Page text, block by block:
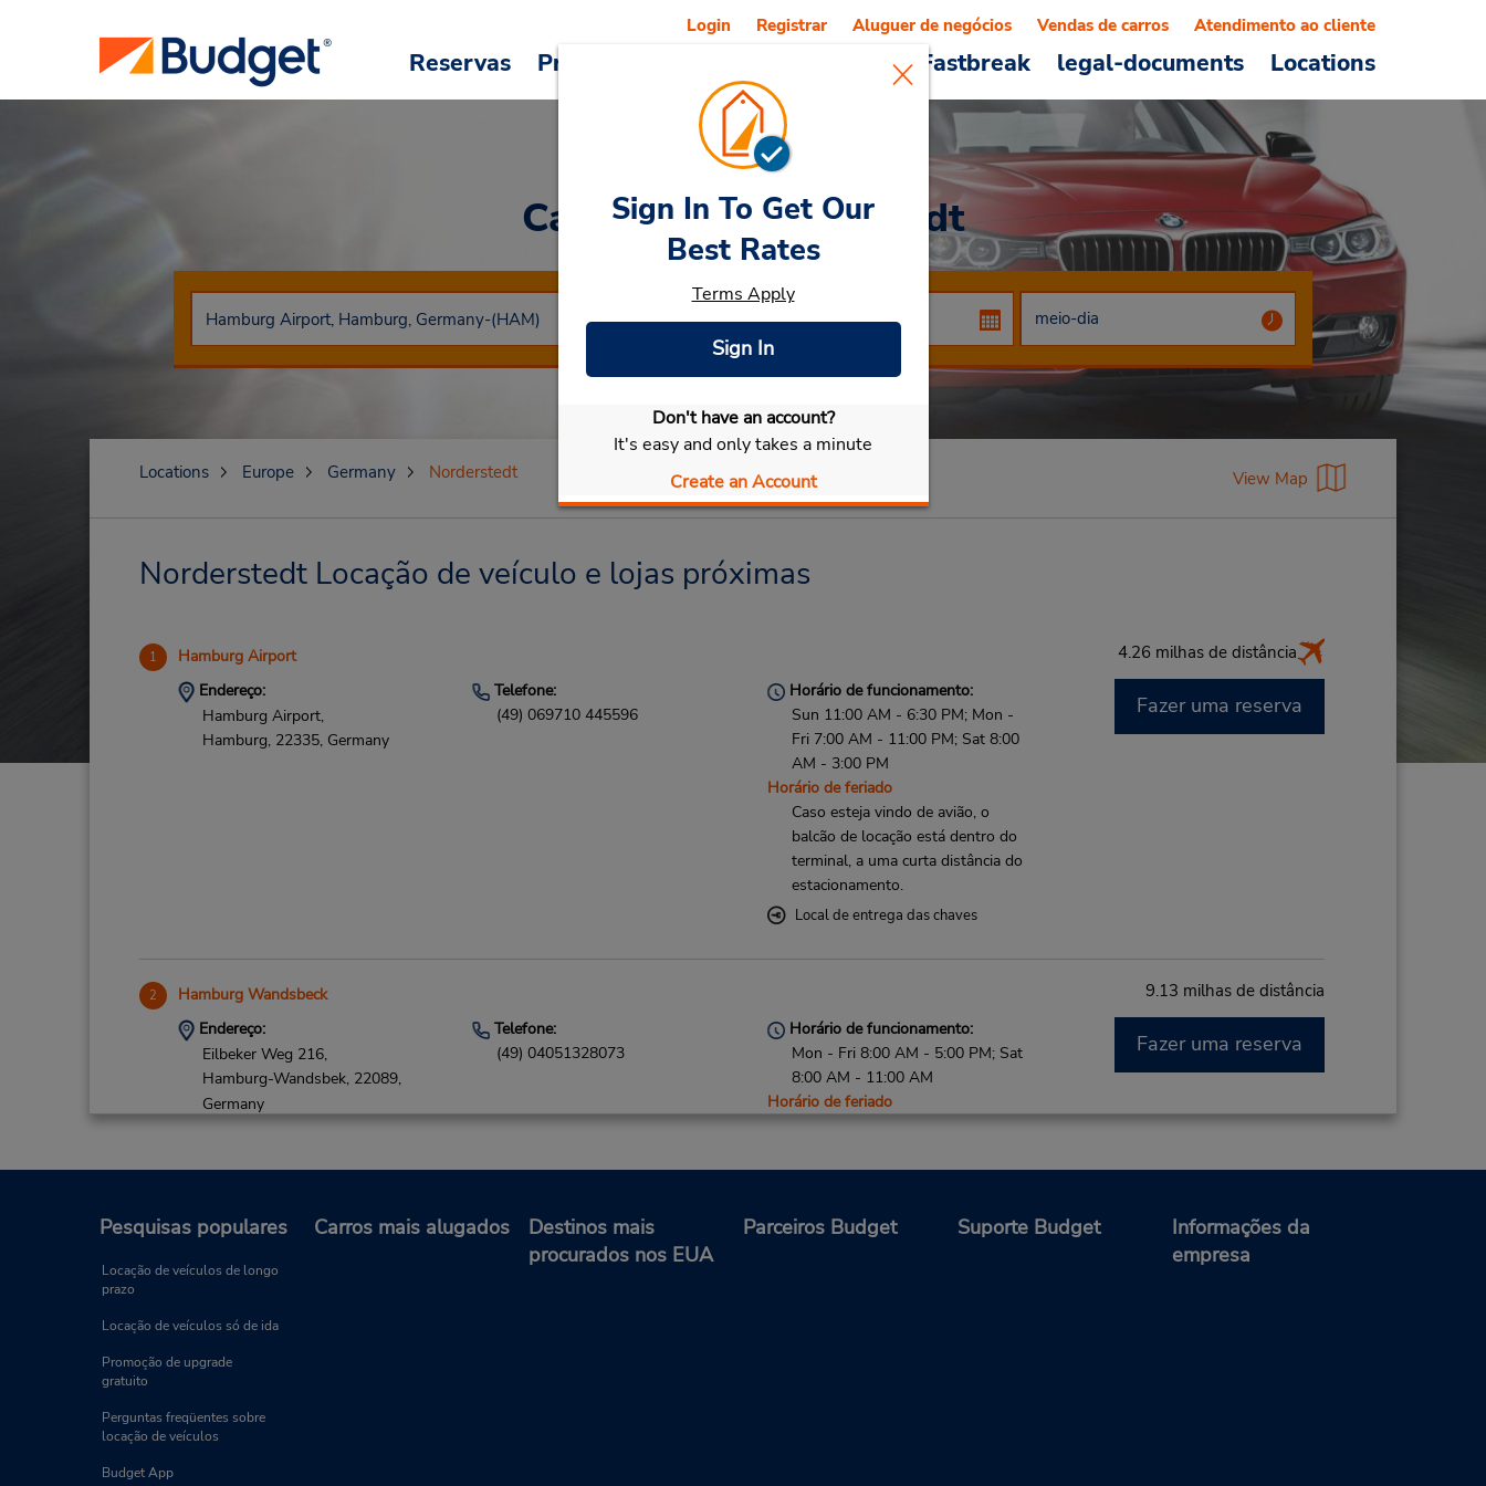
Reservas Promoções Veículos e serviços Fastbreak legal-documents Locations
Login Registrar Aluguer de negócios Vendas de carros Atendimento ao cliente
Car RentalNorderstedt
Selecionar meu carro
Sign In To Get Our
Best Rates
Terms Apply
Sign In
Don't have an account?
It's easy and only takes a minute
Create an Account
Locations Europe Germany Norderstedt View Map
Norderstedt Locação de veículo e lojas próximas
1 Hamburg Airport 4.26 milhas de distância
Endereço:
Hamburg Airport,
Hamburg, 22335, Germany
Telefone:
(49) 069710 445596
Horário de funcionamento:
Sun 11:00 AM - 6:30 PM; Mon -
Fri 7:00 AM - 11:00 PM; Sat 8:00
AM - 3:00 PM
Horário de feriado
Caso esteja vindo de avião, o
balcão de locação está dentro do
terminal, a uma curta distância do
estacionamento.
Local de entrega das chaves
Fazer uma reserva
2 Hamburg Wandsbeck 9.13 milhas de distância
Endereço:
Eilbeker Weg 216,
Hamburg-Wandsbek, 22089,
Germany
Telefone:
(49) 04051328073
Horário de funcionamento:
Mon - Fri 8:00 AM - 5:00 PM; Sat
8:00 AM - 11:00 AM
Horário de feriado
Serviço de retirada gratuito
Fazer uma reserva
Hamburg Altona 9.58 milhas de distância
Beerenweg 1,
Entrance,
Pesquisas populares
Locação de veículos de longo
prazo
Locação de veículos só de ida
Promoção de upgrade
gratuito
Perguntas freqüentes sobre
locação de veículos
Budget App
Carros mais alugados
Destinos mais
procurados nos EUA
Parceiros Budget Suporte Budget
Informações da
empresa